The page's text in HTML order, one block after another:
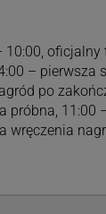
oficjalny
– pierwsza
po
próbna, 11:00
wręczenia